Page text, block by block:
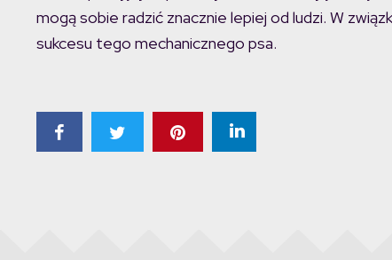
mogą sobie radzić znacznie lepiej od ludzi. W
sukcesu tego mechanicznego psa.